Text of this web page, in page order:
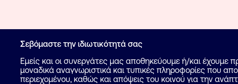
Σεβόμαστε την ιδιωτικότητά σας
Εμείς και οι συνεργάτες μας αποθηκεύουμε ή/και
μοναδικά αναγνωριστικά και τυπικές πληροφορίες που
περιεχομένου, καθώς και απόψεις του κοινού για την